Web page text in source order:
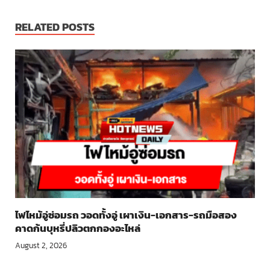
RELATED POSTS
ไฟไหม้อู่ซ่อมรถ วอดทั้งอู่ เผาเงิน-เอกสาร-รถมือสอง
คาดก้นบุหรี่ปลิวตกกองอะไหล่
August 2, 2026